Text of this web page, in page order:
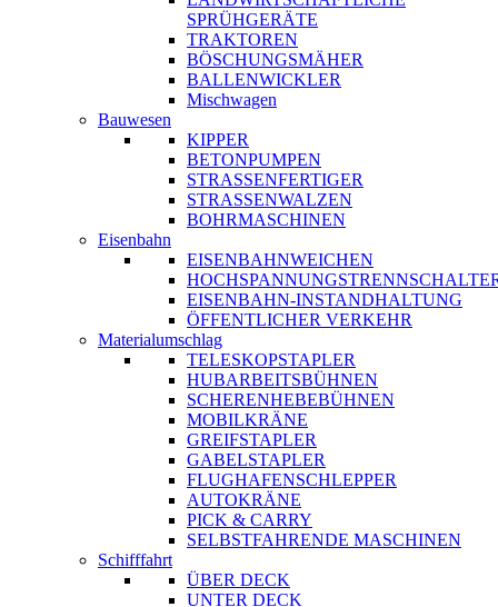
SPRÜHGERÄTE
TRAKTOREN
BÖSCHUNGSMÄHER
BALLENWICKLER
Mischwagen
Bauwesen
KIPPER
BETONPUMPEN
STRASSENFERTIGER
STRASSENWALZEN
BOHRMASCHINEN
Eisenbahn
EISENBAHNWEICHEN
EISENBAHN-INSTANDHALTUNG
ÖFFENTLICHER VERKEHR
Materialumschlag
TELESKOPSTAPLER
HUBARBEITSBÜHNEN
SCHERENHEBEBÜHNEN
MOBILKRÄNE
GREIFSTAPLER
GABELSTAPLER
FLUGHAFENSCHLEPPER
AUTOKRÄNE
PICK & CARRY
SELBSTFAHRENDE MASCHINEN
Schifffahrt
ÜBER DECK
UNTER DECK